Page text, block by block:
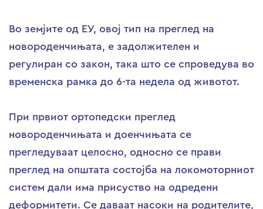
Во земјите од ЕУ, овој тип на преглед на
новороденчињата, е задолжителен и
регулиран со закон, така што се спроведува во
временска рамка до 6-та недела од животот.
При првиот ортопедски преглед
новороденчињата и доенчињата се
прегледуваат целосно, односно се прави
преглед на општата состојба на локомоторниот
систем дали има присуство на одредени
деформитети. Се даваат насоки на родителите,